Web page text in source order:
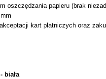
oszczędzania papieru (brak
kart płatniczych oraz
biała